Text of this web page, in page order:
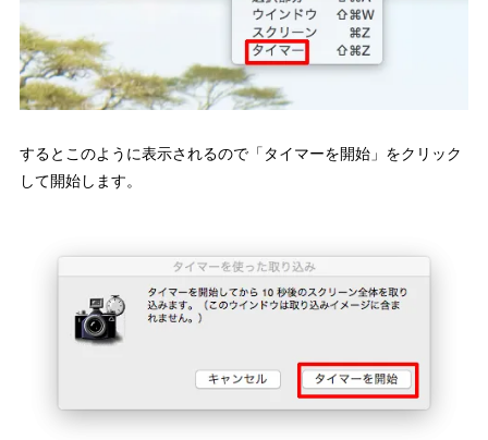
するとこのように表示されるので「タイマーを開始」をクリック
して開始します。